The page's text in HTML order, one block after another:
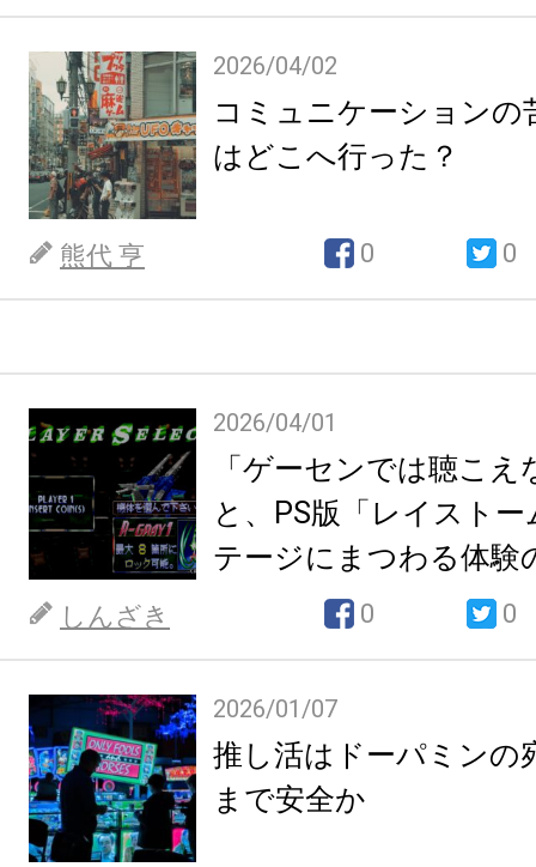
2026/04/02
コミュニケーションの
はどこへ行った？
熊代 亨 0 0
2026/04/01
「ゲーセンでは聴こ
と、PS版「レイスト
テージにまつわる体験
しんざき 0 0
2026/01/07
推し活はドーパミンの
まで安全か